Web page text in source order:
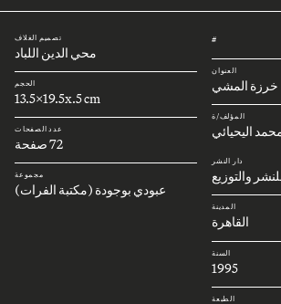
#
العنوان
خرزة المشي
المؤلف/ة
اليحيائي
دار النشر
والتوزيع
المدينة
القاهرة
السنة
1995
الطبعة
تصميم الغلاف
محي الدين اللباد
الحجم
13.5x19.5x.5 cm
عدد الصفحات
72 صفحة
مجموعة
عبودي بوجودة (مكتبة الفرات)